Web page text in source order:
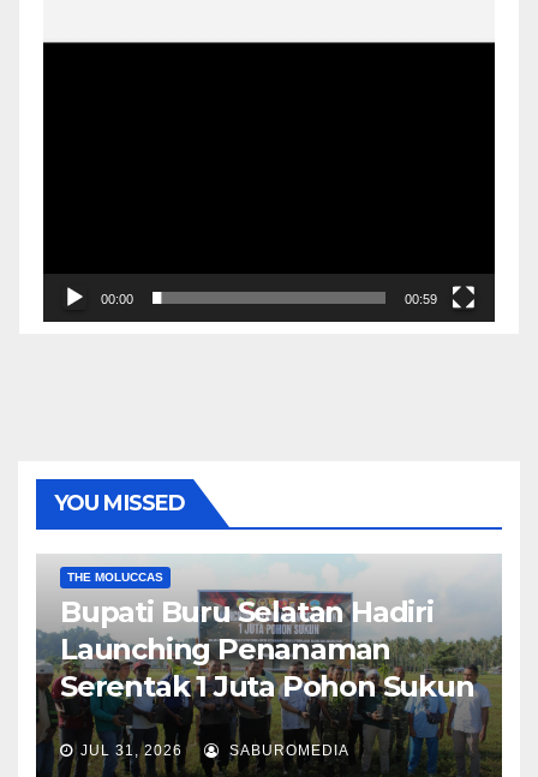
00:00 00:59
YOU MISSED
THE MOLUCCAS
Bupati Buru Selatan Hadiri
Launching Penanaman
Serentak 1 Juta Pohon Sukun
JUL 31, 2026 SABUROMEDIA
AMBON METRO JURNALISME AKTIVIS